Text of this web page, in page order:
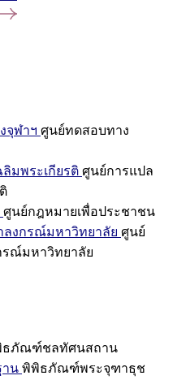
จุฬาฯ ศูนย์ทดสอบทาง
มพระเกียรติ ศูนย์การแปล
ศูนย์กฎหมายเพื่อประชาชน
ลงกรณ์มหาวิทยาลัย ศูนย์
รณ์มหาวิทยาลัย
ภัณฑ์ชลทัศนสถาน
น พิพิธภัณฑ์พระจุฑาธุช